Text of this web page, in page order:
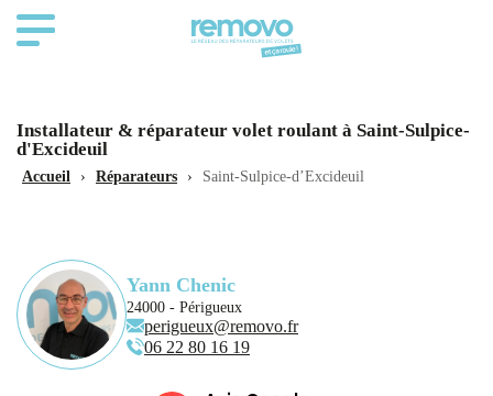
Installateur & réparateur volet roulant à Saint-Sulpice-
d'Excideuil
Accueil › Réparateurs › Saint-Sulpice-d’Excideuil
Yann Chenic
24000 - Périgueux
perigueux@removo.fr
06 22 80 16 19